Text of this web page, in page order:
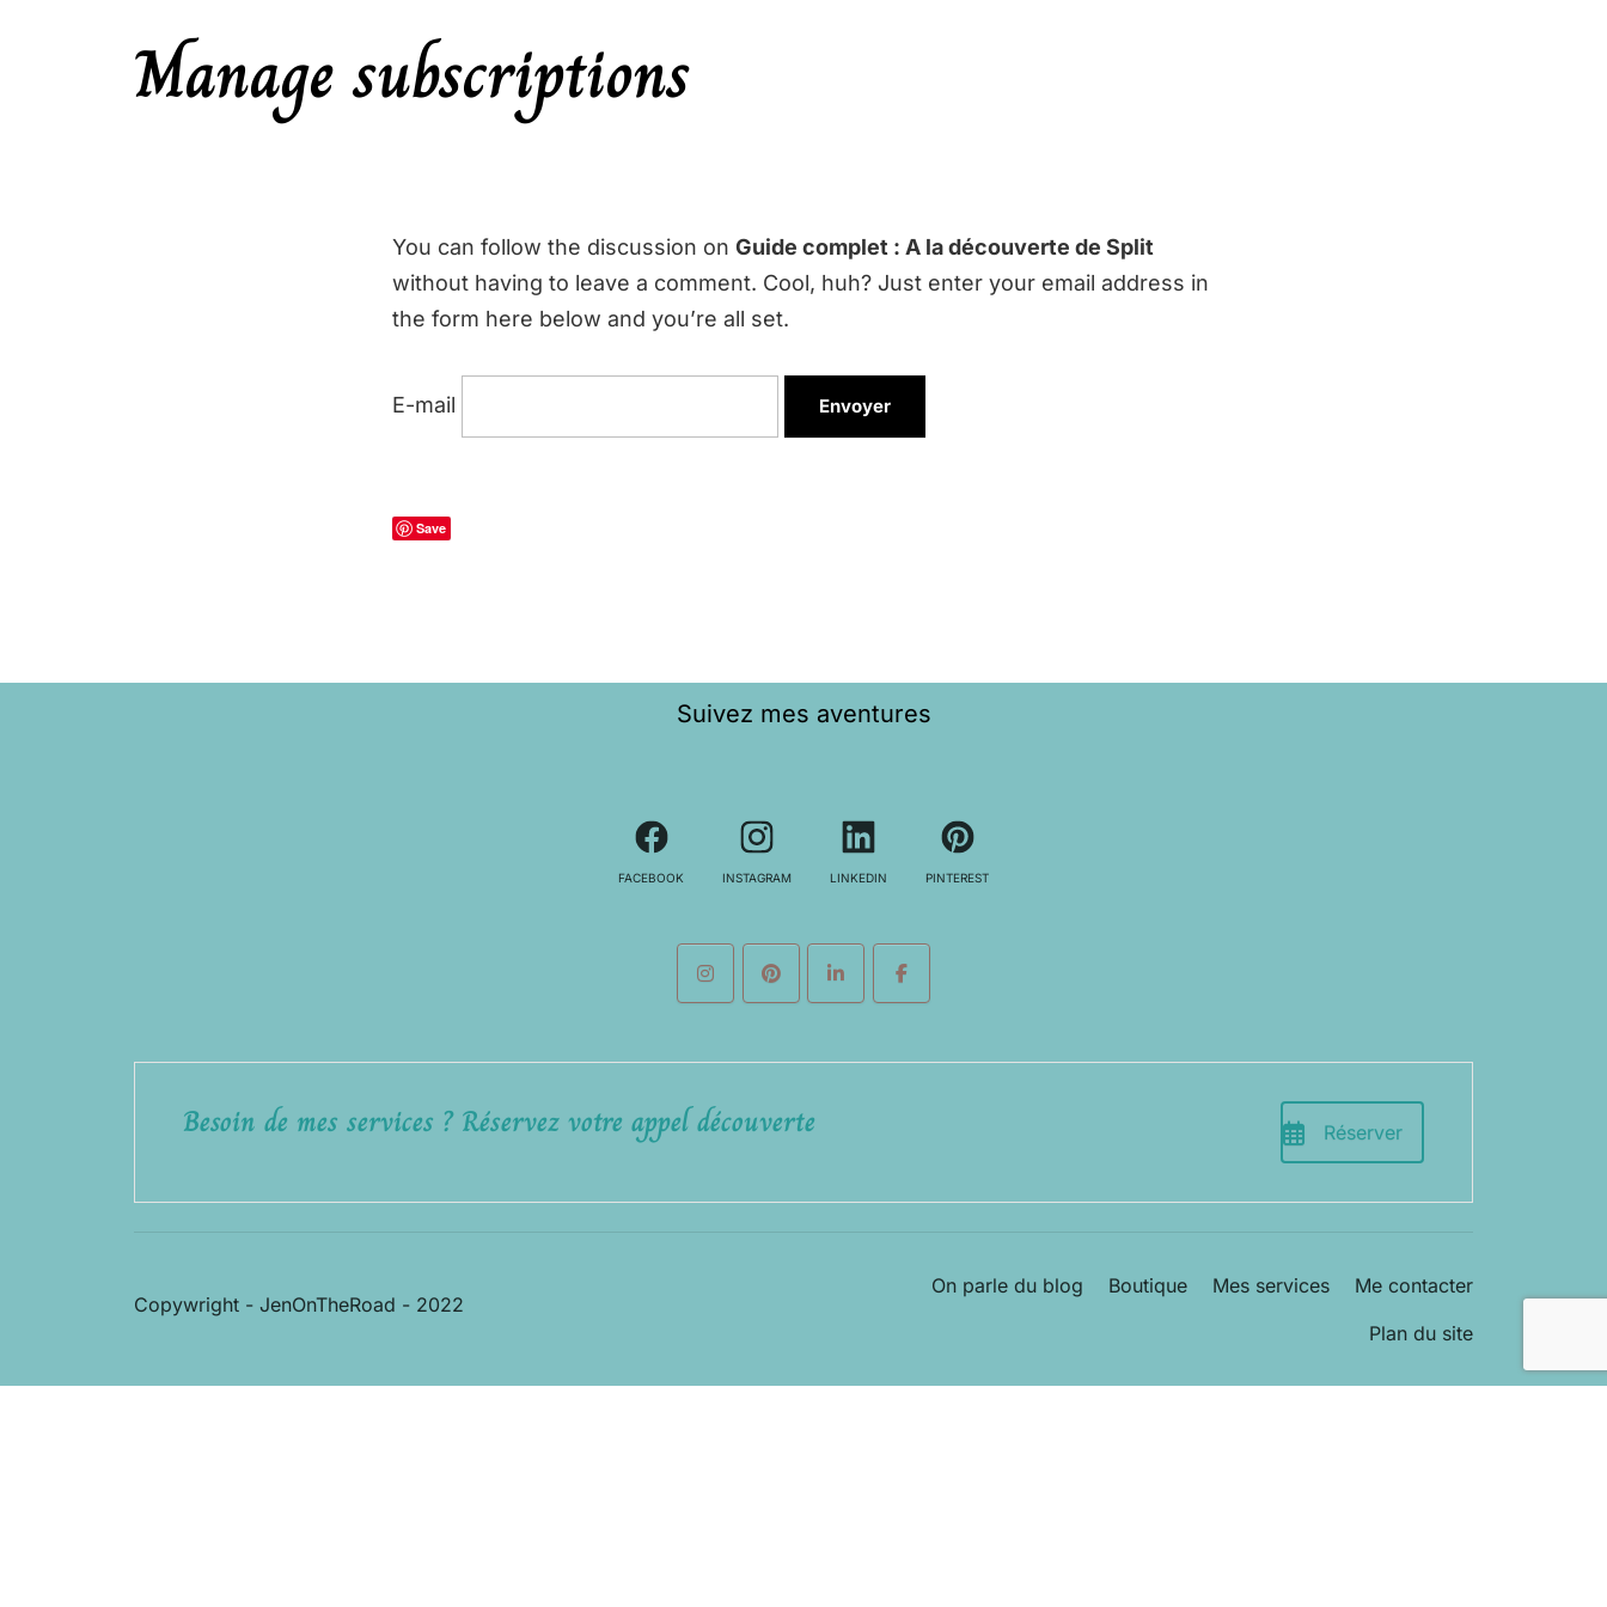
Manage subscriptions
You can follow the discussion on Guide complet : A la découverte de Split
without having to leave a comment. Cool, huh? Just enter your email address in
the form here below and you’re all set.
E-mail
Save
Suivez mes aventures
FACEBOOK INSTAGRAM LINKEDIN PINTEREST
Besoin de mes services ? Réservez votre appel découverte Réserver
On parle du blog Boutique Mes services
Me contacter
Plan du site
Copywright - JenOnTheRoad - 2022